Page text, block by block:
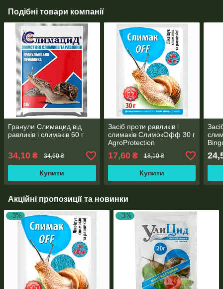
Подібні товари компанії
Гранули Слимацид від
равликів і слимаків 60 г
34,10 ₴ 34,60 ₴
Купити
Засіб проти равликів і
слимаків СлимокОфф 30 г
AgroProtection
17,60₴ 18,10 ₴
Купити
Акційні пропозиції та новинки
–3% –3%